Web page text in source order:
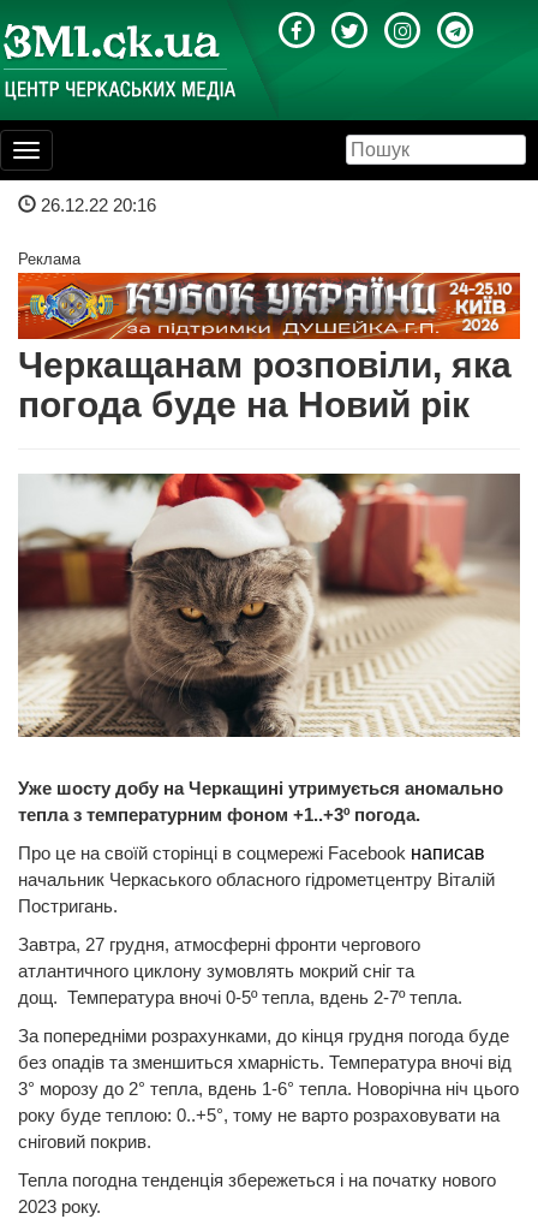
Toggle
navigation
26.12.22 20:16
Реклама
Черкащанам розповіли, яка
погода буде на Новий рік
Уже шосту добу на Черкащині утримується аномально
тепла з температурним фоном +1..+3º погода.
Про це на своїй сторінці в соцмережі Facebook написав
начальник Черкаського обласного гідрометцентру Віталій
Постригань.
Завтра, 27 грудня, атмосферні фронти чергового
атлантичного циклону зумовлять мокрий сніг та
дощ. Температура вночі 0-5º тепла, вдень 2-7º тепла.
За попередніми розрахунками, до кінця грудня погода буде
без опадів та зменшиться хмарність. Температура вночі від
3° морозу до 2° тепла, вдень 1-6° тепла. Новорічна ніч цього
року буде теплою: 0..+5°, тому не варто розраховувати на
сніговий покрив.
Тепла погодна тенденція збережеться і на початку нового
2023 року.